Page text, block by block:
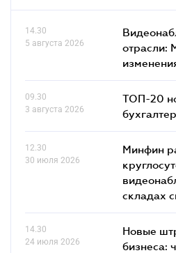
14.30
5 августа 2026
отрасли:
09.30
3 августа 2026
ТОП-20
12.30
30 июля 2026
Минфин
складах
14.30
24 июля 2026
Новые
бизнеса: